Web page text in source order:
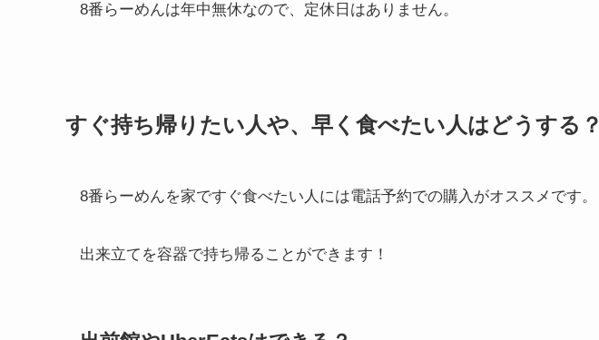
8番らーめんは年中無休なので、定休日はありません。
すぐ持ち帰りたい人や、早く食べたい人はどうする？
8番らーめんを家ですぐ食べたい人には電話予約での購入がオススメです。
出来立てを容器で持ち帰ることができます！